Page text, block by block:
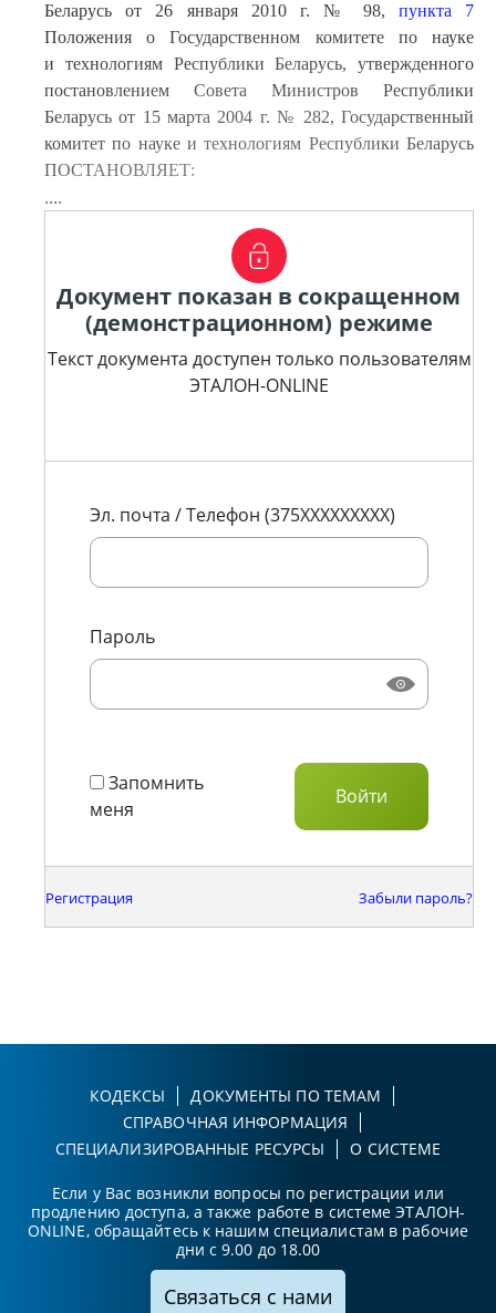
Беларусь от 26 января 2010 г. № 98, пункта 7
Положения о Государственном комитете по науке
и технологиям Республики Беларусь, утвержденного
постановлением Совета Министров Республики
Беларусь от 15 марта 2004 г. № 282, Государственный
комитет по науке и технологиям Республики Беларусь
ПОСТАНОВЛЯЕТ:
....
Документ показан в сокращенном
(демонстрационном) режиме
Текст документа доступен только пользователям
ЭТАЛОН-ONLINE
Эл. почта / Телефон (375XXXXXXXXX)
Пароль
Запомнить
меня
Регистрация Забыли пароль?
КОДЕКСЫ
ДОКУМЕНТЫ ПО ТЕМАМ
СПРАВОЧНАЯ ИНФОРМАЦИЯ
СПЕЦИАЛИЗИРОВАННЫЕ РЕСУРСЫ
О СИСТЕМЕ
Если у Вас возникли вопросы по регистрации или
продлению доступа, а также работе в системе ЭТАЛОН-
ONLINE, обращайтесь к нашим специалистам в рабочие
дни с 9.00 до 18.00
Связаться с нами